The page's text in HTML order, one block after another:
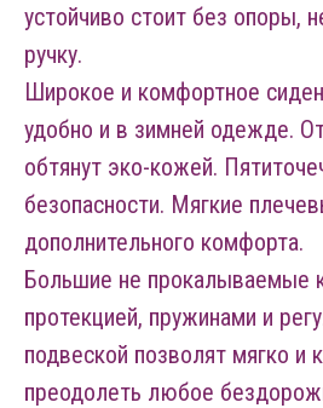
устойчиво стоит без опоры,
ручку.
Широкое и комфортное
удобно и в зимней одежде.
обтянут эко-кожей.
безопасности. Мягкие
дополнительного комфорта.
Большие не прокалываемые
протекцией, пружинами и
подвеской позволят мягко и
преодолеть любое